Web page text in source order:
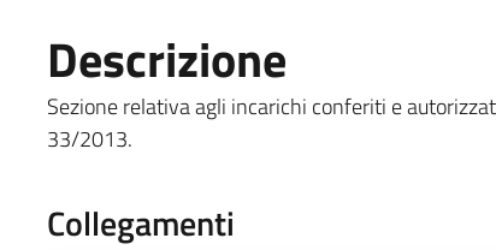
Descrizione
Sezione relativa agli incarichi conferiti e
33/2013.
Collegamenti